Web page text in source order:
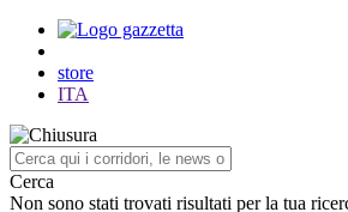
store
ITA
Cerca
Non sono stati trovati risultati per la tua